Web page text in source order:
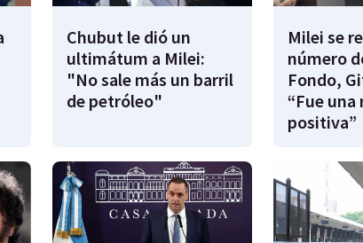
Chubut le dió un
ultimátum a Milei:
"No sale más un barril
de petróleo"
Milei se
número
Fondo,
“Fue una
positiva”